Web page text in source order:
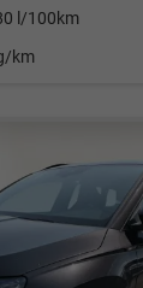
l/100km
km